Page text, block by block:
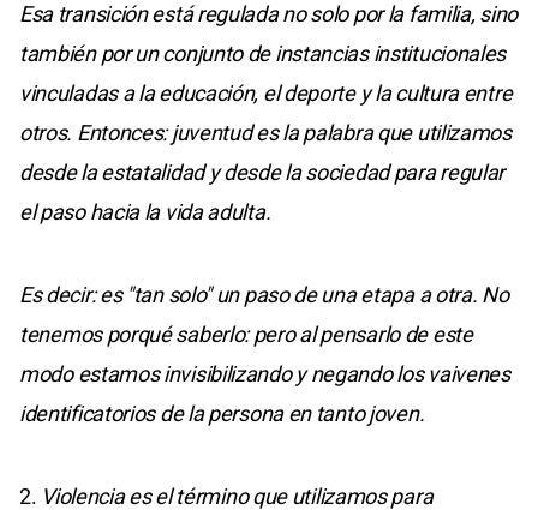
Esa transición está regulada no solo por la familia, sino
también por un conjunto de instancias institucionales
vinculadas a la educación, el deporte y la cultura entre
otros. Entonces: juventud es la palabra que utilizamos
desde la estatalidad y desde la sociedad para regular
el paso hacia la vida adulta.
Es decir: es "tan solo" un paso de una etapa a otra. No
tenemos porqué saberlo: pero al pensarlo de este
modo estamos invisibilizando y negando los vaivenes
identificatorios de la persona en tanto joven.
2. Violencia es el término que utilizamos para